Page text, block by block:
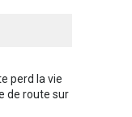
perd la vie
de route sur